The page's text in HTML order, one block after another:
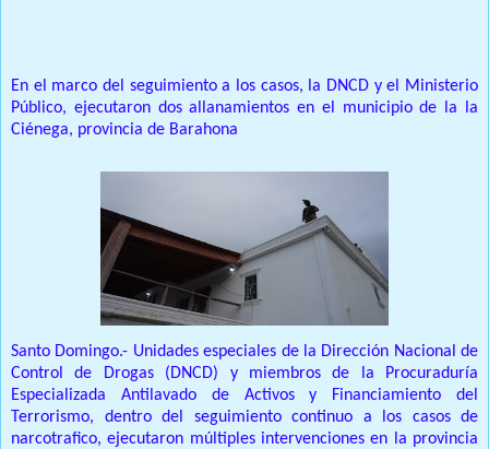
En el marco del seguimiento a los casos, la DNCD y el Ministerio
Público, ejecutaron dos allanamientos en el municipio de la la
Ciénega, provincia de Barahona
Santo Domingo.- Unidades especiales de la Dirección Nacional de
Control de Drogas (DNCD) y miembros de la Procuraduría
Especializada Antilavado de Activos y Financiamiento del
Terrorismo, dentro del seguimiento continuo a los casos de
narcotrafico, ejecutaron múltiples intervenciones en la provincia